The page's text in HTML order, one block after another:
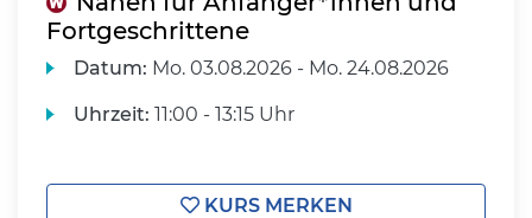
Fortgeschrittene
Datum: Mo. 03.08.2026 - Mo. 24.08.2026
Uhrzeit: 11:00 - 13:15 Uhr
KURS MERKEN